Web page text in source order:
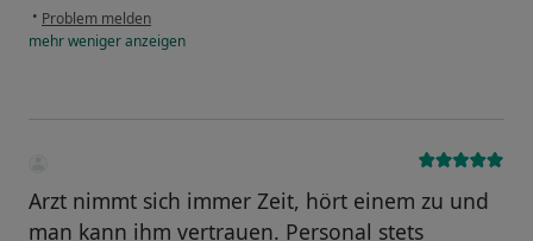
• Problem melden
mehrwenigeranzeigen
Arzt nimmt sich immer Zeit, hört einem zu und
man kann ihm vertrauen. Personal stets